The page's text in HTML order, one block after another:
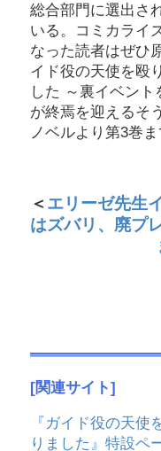
総合部門に選出さ
いる。コミカライ
なった読者はぜひ
イド役の天使を殴
した ～裏イベン
が終焉を迎えるそ
ノベルより第3巻ま
＜ エリーゼ先生
はズバリ、廃プ
[関連サイト]
『ガイド役の天使
りました』特設ペ